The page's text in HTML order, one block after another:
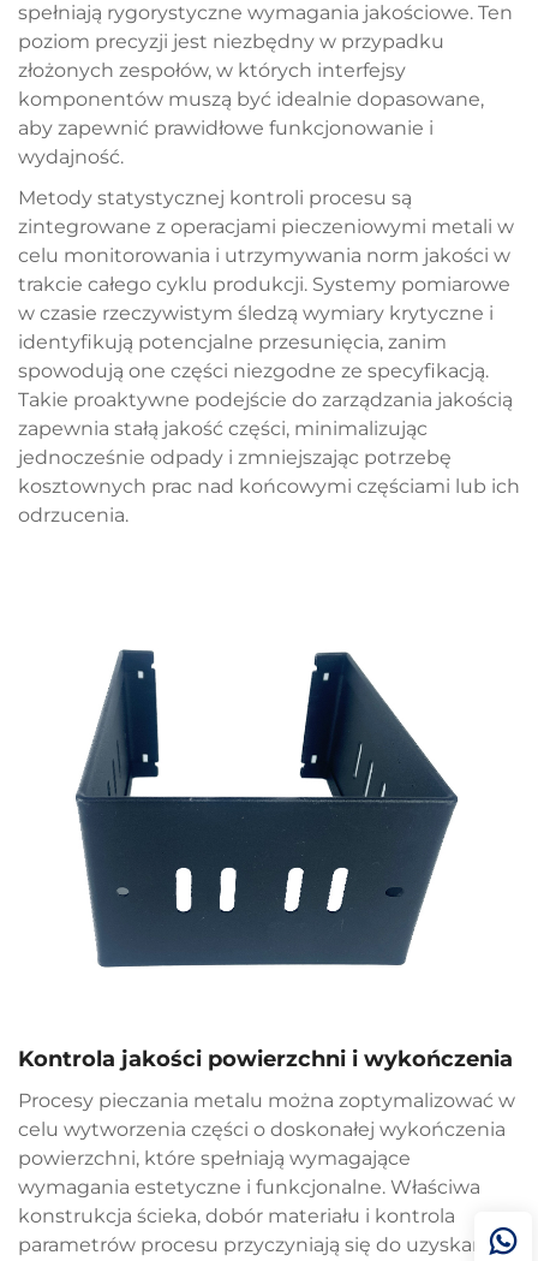
spełniają rygorystyczne wymagania jakościowe. Ten
poziom precyzji jest niezbędny w przypadku
złożonych zespołów, w których interfejsy
komponentów muszą być idealnie dopasowane,
aby zapewnić prawidłowe funkcjonowanie i
wydajność.
Metody statystycznej kontroli procesu są
zintegrowane z operacjami pieczeniowymi metali w
celu monitorowania i utrzymywania norm jakości w
trakcie całego cyklu produkcji. Systemy pomiarowe
w czasie rzeczywistym śledzą wymiary krytyczne i
identyfikują potencjalne przesunięcia, zanim
spowodują one części niezgodne ze specyfikacją.
Takie proaktywne podejście do zarządzania jakością
zapewnia stałą jakość części, minimalizując
jednocześnie odpady i zmniejszając potrzebę
kosztownych prac nad końcowymi częściami lub ich
odrzucenia.
Kontrola jakości powierzchni i wykończenia
Procesy pieczania metalu można zoptymalizować w
celu wytworzenia części o doskonałej wykończenia
powierzchni, które spełniają wymagające
wymagania estetyczne i funkcjonalne. Właściwa
konstrukcja ścieka, dobór materiału i kontrola
parametrów procesu przyczyniają się do uzyskania